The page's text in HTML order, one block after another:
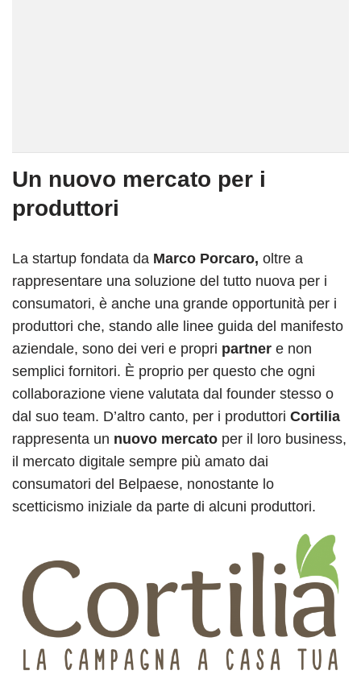
Un nuovo mercato per i
produttori
La startup fondata da Marco Porcaro, oltre a
rappresentare una soluzione del tutto nuova per i
consumatori, è anche una grande opportunità per i
produttori che, stando alle linee guida del manifesto
aziendale, sono dei veri e propri partner e non
semplici fornitori. È proprio per questo che ogni
collaborazione viene valutata dal founder stesso o
dal suo team. D’altro canto, per i produttori Cortilia
rappresenta un nuovo mercato per il loro business,
il mercato digitale sempre più amato dai
consumatori del Belpaese, nonostante lo
scetticismo iniziale da parte di alcuni produttori.